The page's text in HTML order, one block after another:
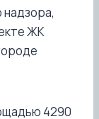
ЖК
4290